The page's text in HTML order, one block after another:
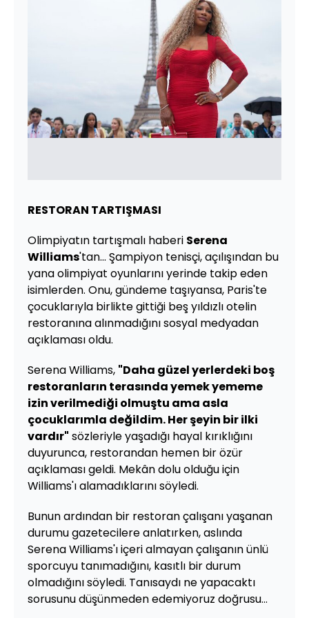
RESTORAN TARTIŞMASI
Olimpiyatın tartışmalı haberi Serena
Williams'tan... Şampiyon tenisçi, açılışından bu
yana olimpiyat oyunlarını yerinde takip eden
isimlerden. Onu, gündeme taşıyansa, Paris'te
çocuklarıyla birlikte gittiği beş yıldızlı otelin
restoranına alınmadığını sosyal medyadan
açıklaması oldu.
Serena Williams, "Daha güzel yerlerdeki boş
restoranların terasında yemek yememe
izin verilmediği olmuştu ama asla
çocuklarımla değildim. Her şeyin bir ilki
vardır" sözleriyle yaşadığı hayal kırıklığını
duyurunca, restorandan hemen bir özür
açıklaması geldi. Mekân dolu olduğu için
Williams'ı alamadıklarını söyledi.
Bunun ardından bir restoran çalışanı yaşanan
durumu gazetecilere anlatırken, aslında
Serena Williams'ı içeri almayan çalışanın ünlü
sporcuyu tanımadığını, kasıtlı bir durum
olmadığını söyledi. Tanısaydı ne yapacaktı
sorusunu düşünmeden edemiyoruz doğrusu...